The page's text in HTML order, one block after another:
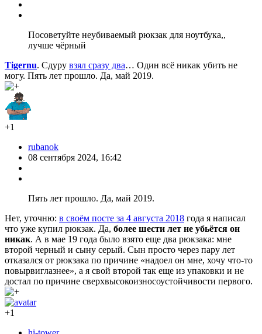
Посоветуйте неубиваемый рюкзак для ноутбука,,
лучше чёрный
Tigernu. Сдуру взял сразу два… Один всё никак убить не
могу. Пять лет прошло. Да, май 2019.
+1
rubanok
08 сентября 2024, 16:42
Пять лет прошло. Да, май 2019.
Нет, уточню: в своём посте за 4 августа 2018 года я написал
что уже купил рюкзак. Да, более шести лет не убьётся он
никак. А в мае 19 года было взято еще два рюкзака: мне
второй черный и сыну серый. Сын просто через пару лет
отказался от рюкзака по причине «надоел он мне, хочу что-то
повырвиглазнее», а я свой второй так еще из упаковки и не
достал по причине сверхвысокоизносоустойчивости первого.
+1